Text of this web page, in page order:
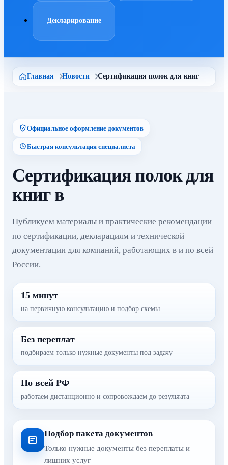
Декларирование
Главная Новости Сертификация полок для книг
Официальное оформление документов
Быстрая консультация специалиста
Сертификация полок для
книг в
Публикуем материалы и практические рекомендации
по сертификации, декларациям и технической
документации для компаний, работающих в и по всей
России.
15 минут
на первичную консультацию и подбор схемы
Без переплат
подбираем только нужные документы под задачу
По всей РФ
работаем дистанционно и сопровождаем до результата
Подбор пакета документов
Только нужные документы без переплаты и
лишних услуг